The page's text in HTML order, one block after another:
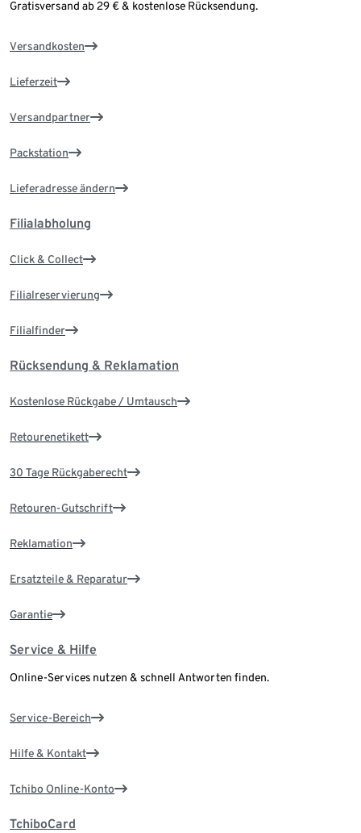
Gratisversand ab 29 € & kostenlose Rücksendung.
Versandkosten
Lieferzeit
Versandpartner
Packstation
Lieferadresse ändern
Filialabholung
Click & Collect
Filialreservierung
Filialfinder
Rücksendung & Reklamation
Kostenlose Rückgabe / Umtausch
Retourenetikett
30 Tage Rückgaberecht
Retouren-Gutschrift
Reklamation
Ersatzteile & Reparatur
Garantie
Service & Hilfe
Online-Services nutzen & schnell Antworten finden.
Service-Bereich
Hilfe & Kontakt
Tchibo Online-Konto
TchiboCard